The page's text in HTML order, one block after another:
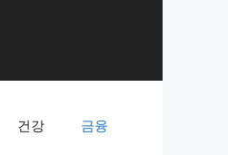
건강 금융